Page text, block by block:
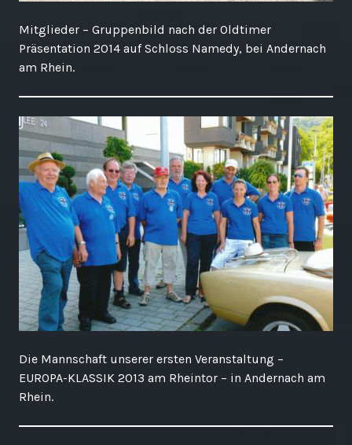
Mitglieder – Gruppenbild nach der Oldtimer
Präsentation 2014 auf Schloss Namedy, bei Andernach
am Rhein.
Die Mannschaft unserer ersten Veranstaltung –
EUROPA-KLASSIK 2013 am Rheintor – in Andernach am
Rhein.